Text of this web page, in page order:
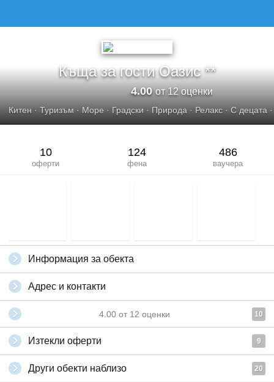
Къща за гости Оазис **
4.00от 12 оценки
Китен · Туризъм · Море · Градски · Природа · Релакс · С децата
10
оферти
124
фена
486
ваучера
Информация за обекта
Адрес и контакти
4.00 от 12 оценки 10
Изтекли оферти 9
Други обекти наблизо 20